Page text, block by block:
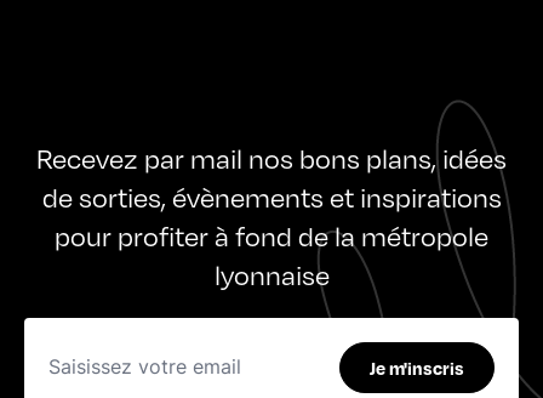
Recevez par mail nos bons plans, idées
de sorties, évènements et inspirations
pour profiter à fond de la métropole
lyonnaise
Je m'inscris